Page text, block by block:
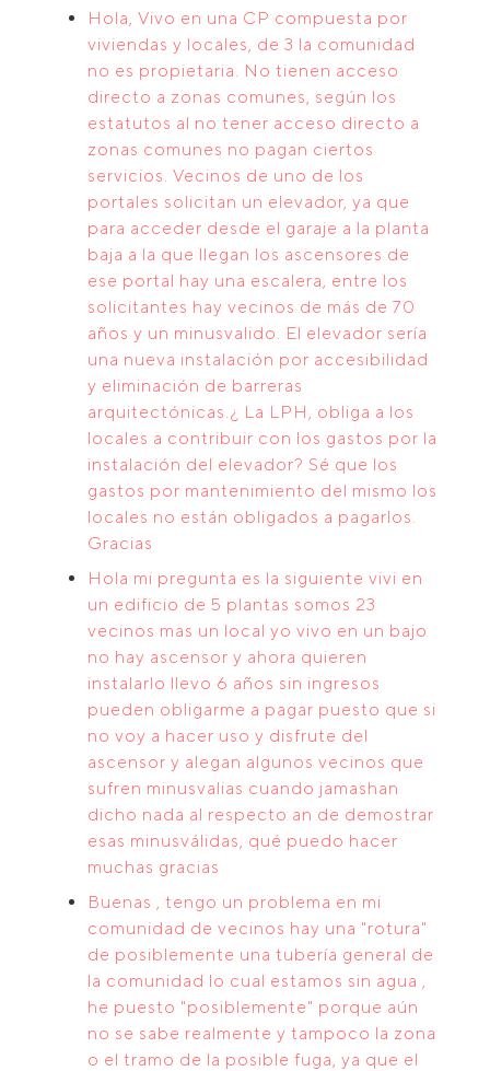
Hola, Vivo en una CP compuesta por
viviendas y locales, de 3 la comunidad
no es propietaria. No tienen acceso
directo a zonas comunes, según los
estatutos al no tener acceso directo a
zonas comunes no pagan ciertos
servicios. Vecinos de uno de los
portales solicitan un elevador, ya que
para acceder desde el garaje a la planta
baja a la que llegan los ascensores de
ese portal hay una escalera, entre los
solicitantes hay vecinos de más de 70
años y un minusvalido. El elevador sería
una nueva instalación por accesibilidad
y eliminación de barreras
arquitectónicas.¿ La LPH, obliga a los
locales a contribuir con los gastos por la
instalación del elevador? Sé que los
gastos por mantenimiento del mismo los
locales no están obligados a pagarlos.
Gracias
Hola mi pregunta es la siguiente vivi en
un edificio de 5 plantas somos 23
vecinos mas un local yo vivo en un bajo
no hay ascensor y ahora quieren
instalarlo llevo 6 años sin ingresos
pueden obligarme a pagar puesto que si
no voy a hacer uso y disfrute del
ascensor y alegan algunos vecinos que
sufren minusvalias cuando jamashan
dicho nada al respecto an de demostrar
esas minusválidas, qué puedo hacer
muchas gracias
Buenas , tengo un problema en mi
comunidad de vecinos hay una "rotura"
de posiblemente una tubería general de
la comunidad lo cual estamos sin agua ,
he puesto "posiblemente" porque aún
no se sabe realmente y tampoco la zona
o el tramo de la posible fuga, ya que el